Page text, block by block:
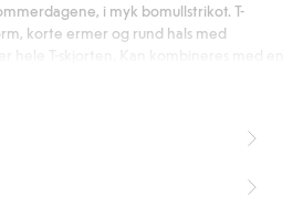
i myk bomullstrikot. T-
korte ermer og rund hals med
å skape et matchende sett.